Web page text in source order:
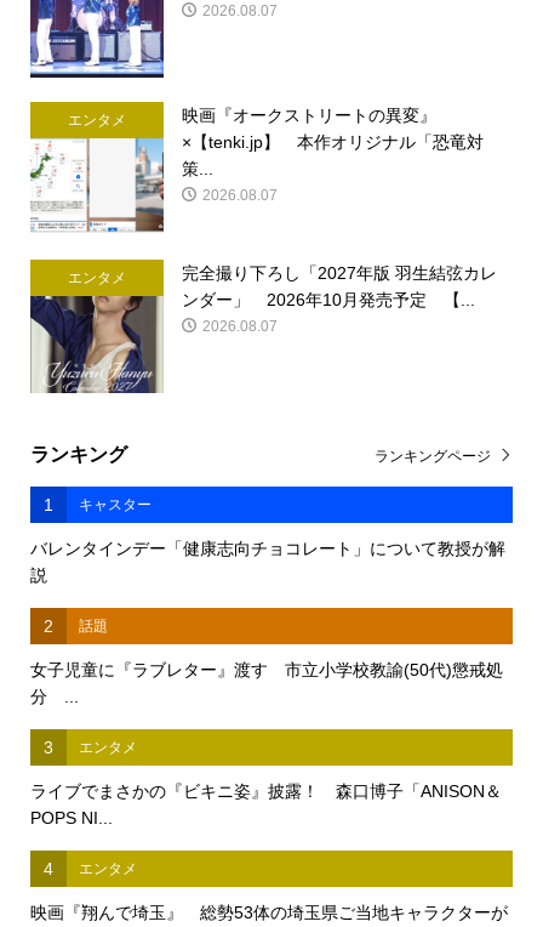
2026.08.07
エンタメ
映画『オークストリートの異変』
×【tenki.jp】 本作オリジナル「恐竜対
策...
2026.08.07
エンタメ
完全撮り下ろし「2027年版 羽生結弦カレ
ンダー」 2026年10月発売予定 【...
2026.08.07
ランキング
1 キャスター
バレンタインデー「健康志向チョコレート」について教授が解
説
2 話題
女子児童に『ラブレター』渡す 市立小学校教諭(50代)懲戒処
分 ...
3 エンタメ
ライブでまさかの『ビキニ姿』披露！ 森口博子「ANISON＆
POPS NI...
4 エンタメ
映画『翔んで埼玉』 総勢53体の埼玉県ご当地キャラクターが
ランキングページ